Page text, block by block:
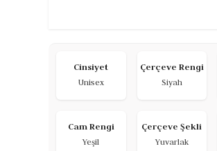
Cinsiyet
Unisex
Çerçeve Rengi
Siyah
Cam Rengi
Yeşil
Çerçeve Şekli
Yuvarlak